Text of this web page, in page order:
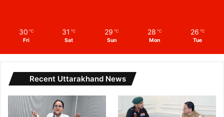
30 ℃
Fri
31 ℃
Sat
29 ℃
Sun
28 ℃
Mon
26 ℃
Tue
Recent Uttarakhand News